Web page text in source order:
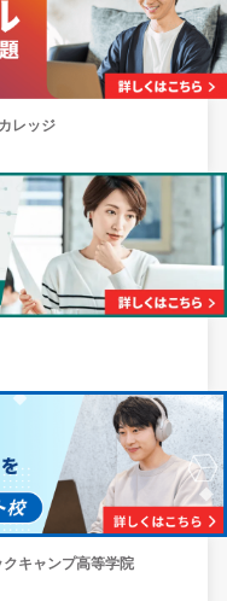
レッジ
キャンプ高等学院